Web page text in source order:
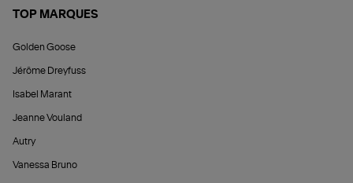
TOP MARQUES
Golden Goose
Jérôme Dreyfuss
Isabel Marant
Jeanne Vouland
Autry
Vanessa Bruno